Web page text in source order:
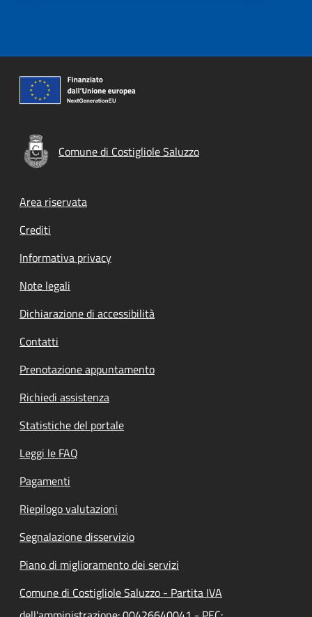
Comune di Costigliole Saluzzo
Footer menu
Area riservata
Crediti
Informativa privacy
Note legali
Dichiarazione di accessibilità
Contatti
Prenotazione appuntamento
Richiedi assistenza
Statistiche del portale
Leggi le FAQ
Pagamenti
Riepilogo valutazioni
Segnalazione disservizio
Piano di miglioramento dei servizi
Comune di Costigliole Saluzzo - Partita IVA